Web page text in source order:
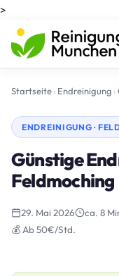
>
Startseite› Endreinigung ›
ENDREINIGUNG ·
Günstige
Feldmoching
29. Mai 2026 ca. 8
💰 Ab 50€/Std.